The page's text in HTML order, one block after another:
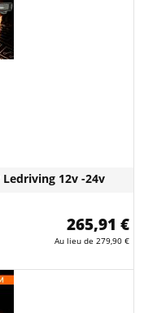
Ledriving 12v -24v
265,91 €
Au lieu de 279,90 €